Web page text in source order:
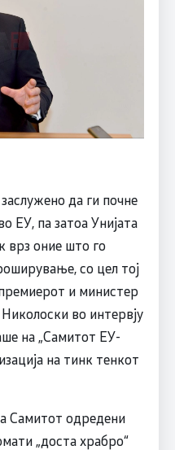
да ги почне
ЕУ, па затоа Унијата
врз оние што го
со цел тој
и министер
во интервју
на „Самитот ЕУ-
на тинк тенкот
Самитот одредени
„доста храбро“